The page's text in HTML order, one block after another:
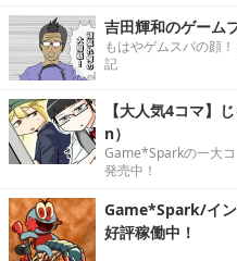
吉田輝和のゲーム
もはやゲムスパの顔
記
【大人気4コマ】
n）
Game*Sparkの一大
発売中！
Game*Spark/イン
好評稼働中！